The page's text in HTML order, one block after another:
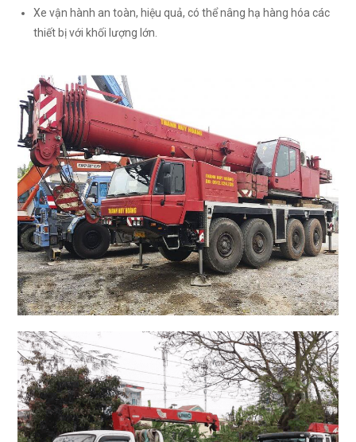
Xe vận hành an toàn, hiệu quả, có thể nâng hạ hàng hóa các
thiết bị với khối lượng lớn.